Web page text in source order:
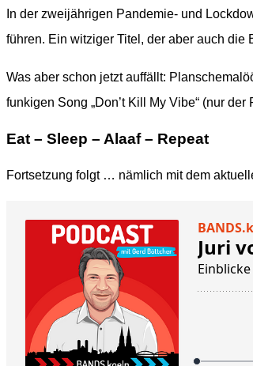
In der zweijährigen Pandemie- und
führen. Ein witziger Titel, der aber auch
Was aber schon jetzt auffällt:
funkigen Song „Don’t Kill My Vibe“ (nur
Eat – Sleep – Alaaf – Repeat
Fortsetzung folgt … nämlich mit dem